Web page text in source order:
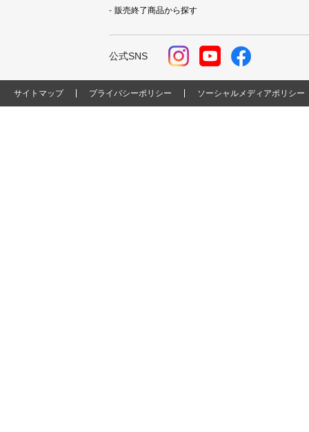
販売終了商品から探す
公式SNS
サイトマップ プライバシーポリシー ソーシャルメディアポリシー